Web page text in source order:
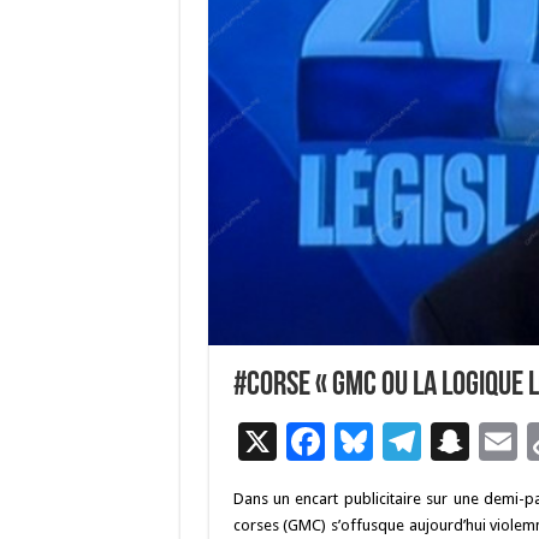
#Corse « GMC ou la
X F
ac
e
Bl
u
es
T
e
S
n
a
E
m
Dans un encart publicitaire sur une demi-
corses (GMC) s’offusque aujourd’hui